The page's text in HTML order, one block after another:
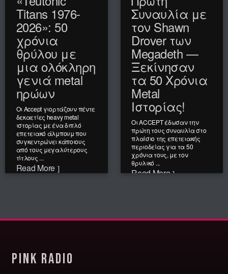
Titans 1976-
2026»: 50
χρόνια
θρύλου με
μια ολόκληρη
γενιά metal
ηρώων
Οι Accept γιορτάζουν πέντε
δεκαετίες heavy metal
ιστορίας με ένα διπλό
επετειακό άλμπουμ που
συγκεντρώνει κάποιους
από τους μεγαλύτερους
τίτλους ...
Read More
Συναυλία με
τον Shawn
Drover των
Megadeth —
Ξεκίνησαν
τα 50 Χρόνια
Metal
Ιστορίας!
Οι ACCEPT έδωσαν την
πρώτη τους συναυλία στο
πλαίσιο της επετειακής
περιοδείας για τα 50
χρόνια τους, με τον
θρυλικό ...
Read More
Pink Radio